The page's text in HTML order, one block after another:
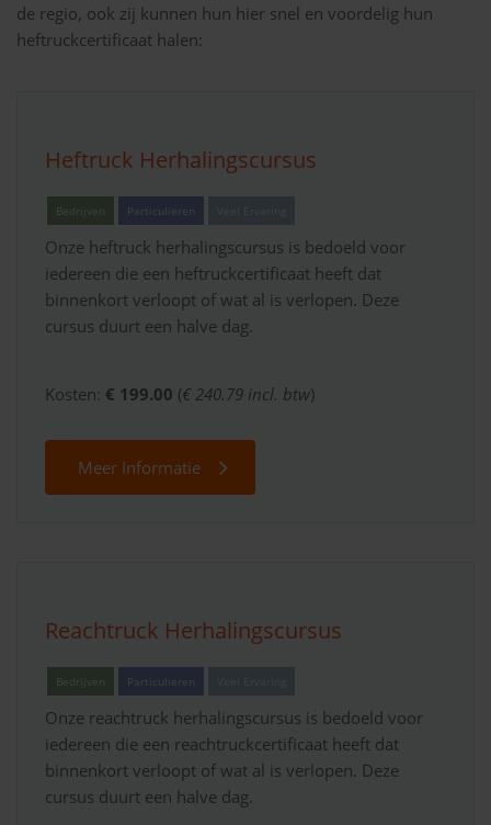
de regio, ook zij kunnen hun hier snel en voordelig hun
heftruckcertificaat halen:
Heftruck Herhalingscursus
Bedrijven Particulieren
Onze heftruck herhalingscursus is bedoeld voor
iedereen die een heftruckcertificaat heeft dat
binnenkort verloopt of wat al is verlopen. Deze
cursus duurt een halve dag.
Kosten: € 199.00 (€ 240.79 incl. btw)
Meer Informatie
Reachtruck Herhalingscursus
Bedrijven Particulieren
Onze reachtruck herhalingscursus is bedoeld voor
iedereen die een reachtruckcertificaat heeft dat
binnenkort verloopt of wat al is verlopen. Deze
cursus duurt een halve dag.